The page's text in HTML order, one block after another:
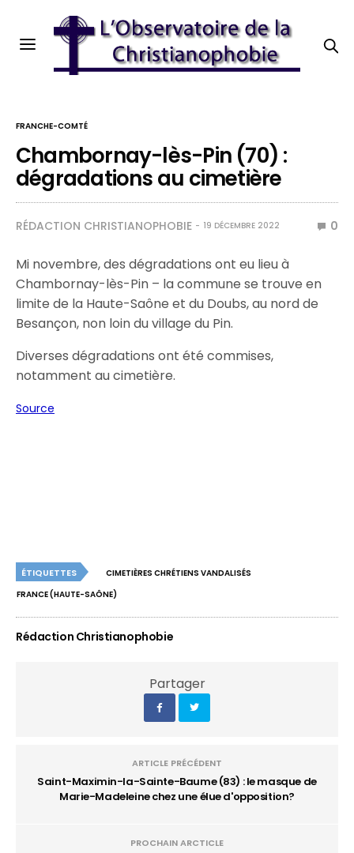
FRANCHE-COMTÉ
Chambornay-lès-Pin (70) :
dégradations au cimetière
RÉDACTION CHRISTIANOPHOBIE 19 DÉCEMBRE 2022 0
Mi novembre, des dégradations ont eu lieu à
Chambornay-lès-Pin – la commune se trouve en
limite de la Haute-Saône et du Doubs, au nord de
Besançon, non loin du village du Pin.
Diverses dégradations ont été commises,
notamment au cimetière.
Source
ÉTIQUETTES
CIMETIÈRES CHRÉTIENS VANDALISÉS
FRANCE (HAUTE-SAÔNE)
Rédaction Christianophobie
Partager
ARTICLE PRÉCÉDENT
Saint-Maximin-la-Sainte-Baume (83) : le masque de
Marie-Madeleine chez une élue d'opposition?
PROCHAIN ARCTICLE